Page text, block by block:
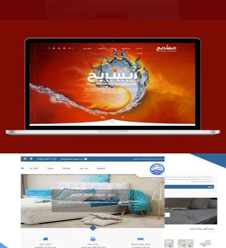
تصميم موقع السابح للصناعات المعدنية
التفاصيل
مصنع المراتب الخليجية